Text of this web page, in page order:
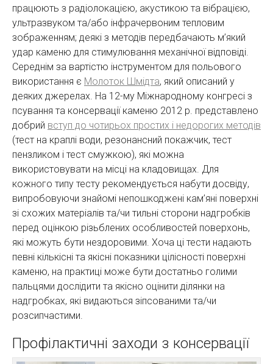
працюють з радіолокацією, акустикою та вібрацією,
ультразвуком та/або інфрачервоним тепловим
зображенням; деякі з методів передбачають м’який
удар каменю для стимулювання механічної відповіді.
Середнім за вартістю інструментом для польового
використання є Молоток Шмідта, який описаний у
деяких джерелах. На 12-му Міжнародному конгресі з
псування та консервації каменю 2012 р. представлено
добрий вступ до чотирьох простих і недорогих методів
(тест на краплі води, резонансний покажчик, тест
пензликом і тест смужкою), які можна
використовувати на місці на кладовищах. Для
кожного типу тесту рекомендується набути досвіду,
випробовуючи знайомі непошкоджені кам’яні поверхні
зі схожих матеріалів та/чи тильні сторони надгробків
перед оцінкою різьблених особливостей поверхонь,
які можуть бути нездоровими. Хоча ці тести надають
певні кількісні та якісні показники цілісності поверхні
каменю, на практиці може бути достатньо голими
пальцями дослідити та якісно оцінити ділянки на
надгробках, які видаються зіпсованими та/чи
розсипчастими.
Профілактичні заходи з консервації